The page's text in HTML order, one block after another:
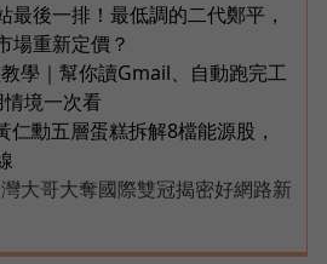
最後一排！最低調的二代鄭平，
場重新定價？
學｜幫你讀Gmail、自動跑完工
境一次看
仁勳五層蛋糕拆解8檔能源股，
大哥大奪國際雙冠揭密好網路新